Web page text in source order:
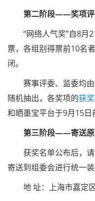
第二阶段——奖项
“网络人气奖”自8月
票，各组别得票前10名
闭。
赛事评委、监委均
随机抽出，各奖项的获
和晒墨宝平台于9月15日
第三阶段——寄送
获奖名单公布后，
寄送到组委会进行统一
地 址：上海市嘉定